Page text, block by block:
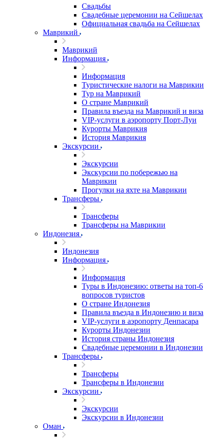
Свадьбы
Свадебные церемонии на Сейшелах
Официальная свадьба на Сейшелах
Маврикий
Маврикий
Информация
Информация
Туристические налоги на Маврикии
Тур на Маврикий
О стране Маврикий
Правила въезда на Маврикий и виза
VIP-услуги в аэропорту Порт-Луи
Курорты Маврикия
История Маврикия
Экскурсии
Экскурсии
Экскурсии по побережью на
Маврикии
Прогулки на яхте на Маврикии
Трансферы
Трансферы
Трансферы на Маврикии
Индонезия
Индонезия
Информация
Информация
Туры в Индонезию: ответы на топ-6
вопросов туристов
О стране Индонезия
Правила въезда в Индонезию и виза
VIP-услуги в аэропорту Денпасара
Курорты Индонезии
История страны Индонезия
Свадебные церемонии в Индонезии
Трансферы
Трансферы
Трансферы в Индонезии
Экскурсии
Экскурсии
Экскурсии в Индонезии
Оман